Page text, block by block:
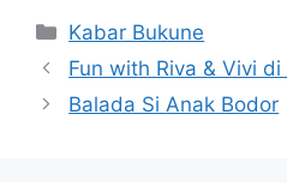
at
s
A
c
e
b
itt
er e
Categories
Kabar Bukune
Fun with Riva & Vivi di
Balada Si Anak Bodor